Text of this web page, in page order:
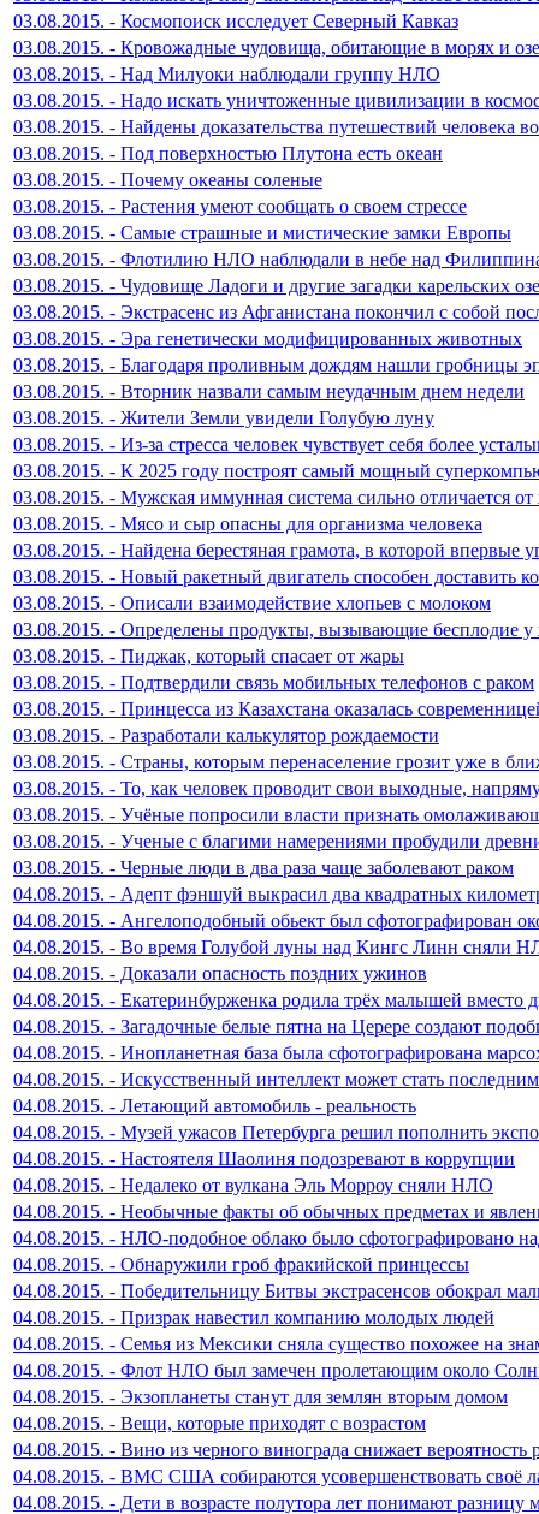
03.08.2015. - Космопоиск исследует Северный Кавказ
03.08.2015. - Кровожадные чудовища, обитающие в морях и
03.08.2015. - Над Милуоки наблюдали группу НЛО
03.08.2015. - Надо искать уничтоженные цивилизации в
03.08.2015. - Найдены доказательства путешествий человека
03.08.2015. - Под поверхностью Плутона есть океан
03.08.2015. - Почему океаны соленые
03.08.2015. - Растения умеют сообщать о своем стрессе
03.08.2015. - Самые страшные и мистические замки Европы
03.08.2015. - Флотилию НЛО наблюдали в небе над
03.08.2015. - Чудовище Ладоги и другие загадки карельских
03.08.2015. - Экстрасенс из Афганистана покончил с собой
03.08.2015. - Эра генетически модифицированных животных
03.08.2015. - Благодаря проливным дождям нашли гробницы
03.08.2015. - Вторник назвали самым неудачным днем недели
03.08.2015. - Жители Земли увидели Голубую луну
03.08.2015. - Из-за стресса человек чувствует себя более
03.08.2015. - К 2025 году построят самый мощный
03.08.2015. - Мужская иммунная система сильно отличается
03.08.2015. - Мясо и сыр опасны для организма человека
03.08.2015. - Найдена берестяная грамота, в которой впервые
03.08.2015. - Новый ракетный двигатель способен доставить
03.08.2015. - Описали взаимодействие хлопьев с молоком
03.08.2015. - Определены продукты, вызывающие бесплодие
03.08.2015. - Пиджак, который спасает от жары
03.08.2015. - Подтвердили связь мобильных телефонов с раком
03.08.2015. - Принцесса из Казахстана оказалась
03.08.2015. - Разработали калькулятор рождаемости
03.08.2015. - Страны, которым перенаселение грозит уже в
03.08.2015. - То, как человек проводит свои выходные,
03.08.2015. - Учёные попросили власти признать
03.08.2015. - Ученые с благими намерениями пробудили
03.08.2015. - Черные люди в два раза чаще заболевают раком
04.08.2015. - Адепт фэншуй выкрасил два квадратных
04.08.2015. - Ангелоподобный обьект был сфотографирован
04.08.2015. - Во время Голубой луны над Кингс Линн сняли
04.08.2015. - Доказали опасность поздних ужинов
04.08.2015. - Екатеринбурженка родила трёх малышей вместо
04.08.2015. - Загадочные белые пятна на Церере создают
04.08.2015. - Инопланетная база была сфотографирована
04.08.2015. - Искусственный интеллект может стать
04.08.2015. - Летающий автомобиль - реальность
04.08.2015. - Музей ужасов Петербурга решил пополнить
04.08.2015. - Настоятеля Шаолиня подозревают в коррупции
04.08.2015. - Недалеко от вулкана Эль Морроу сняли НЛО
04.08.2015. - Необычные факты об обычных предметах и
04.08.2015. - НЛО-подобное облако было сфотографировано
04.08.2015. - Обнаружили гроб фракийской принцессы
04.08.2015. - Победительницу Битвы экстрасенсов обокрал
04.08.2015. - Призрак навестил компанию молодых людей
04.08.2015. - Семья из Мексики сняла существо похожее на
04.08.2015. - Флот НЛО был замечен пролетающим около
04.08.2015. - Экзопланеты станут для землян вторым домом
04.08.2015. - Вещи, которые приходят с возрастом
04.08.2015. - Вино из черного винограда снижает вероятность
04.08.2015. - ВМС США собираются усовершенствовать своё
04.08.2015. - Дети в возрасте полутора лет понимают разницу